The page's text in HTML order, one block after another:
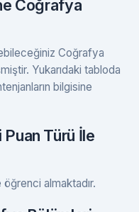
Coğrafya
Coğrafya
Yukarıdaki tabloda
bilgisine
Türü İle
almaktadır.